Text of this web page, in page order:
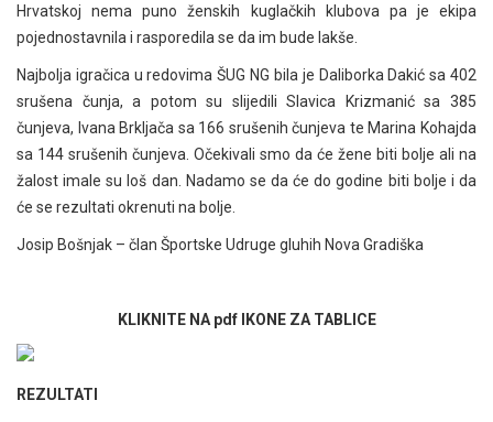
Hrvatskoj nema puno ženskih kuglačkih klubova pa je ekipa
pojednostavnila i rasporedila se da im bude lakše.
Najbolja igračica u redovima ŠUG NG bila je Daliborka Dakić sa 402
srušena čunja, a potom su slijedili Slavica Krizmanić sa 385
čunjeva, Ivana Brkljača sa 166 srušenih čunjeva te Marina Kohajda
sa 144 srušenih čunjeva. Očekivali smo da će žene biti bolje ali na
žalost imale su loš dan. Nadamo se da će do godine biti bolje i da
će se rezultati okrenuti na bolje.
Josip Bošnjak – član Športske Udruge gluhih Nova Gradiška
KLIKNITE NA pdf IKONE ZA TABLICE
REZULTATI